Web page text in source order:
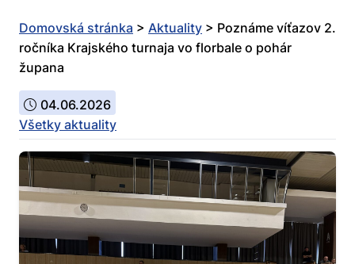
Domovská stránka > Aktuality > Poznáme víťazov 2.
ročníka Krajského turnaja vo florbale o pohár
župana
04.06.2026
Všetky aktuality